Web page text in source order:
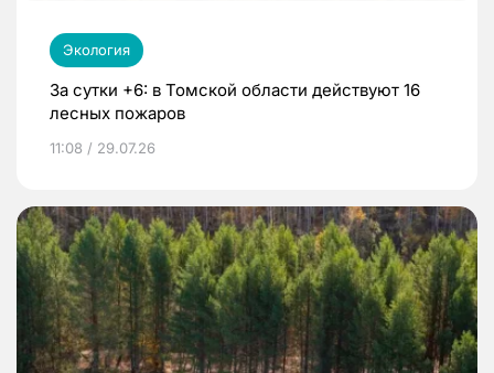
Экология
За сутки +6: в Томской области действуют 16
лесных пожаров
11:08 / 29.07.26